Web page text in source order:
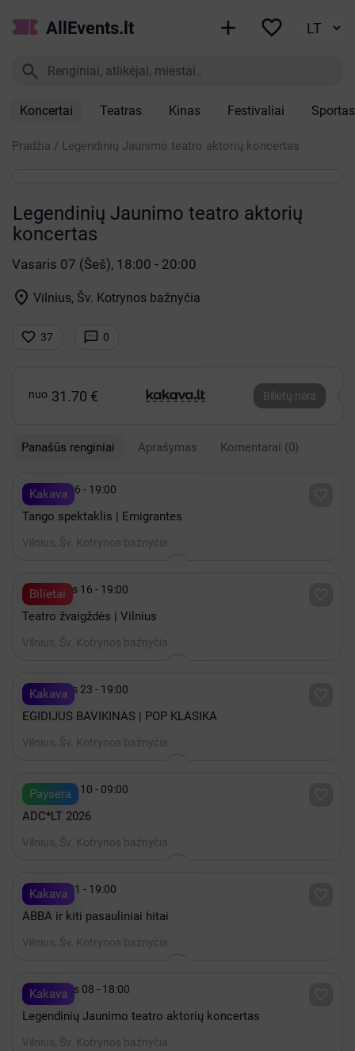
AllEvents.lt  

Koncertai Teatras Kinas Festivaliai Sportas
Pradžia / Legendinių Jaunimo teatro aktorių koncertas
Legendinių Jaunimo teatro aktorių
koncertas
Vasaris 07 (Šeš), 18:00 - 20:00
 Vilnius, Šv. Kotrynos bažnyčia
 37  0
nuo 31.70 € Bilietų nėra
Panašūs renginiai Aprašymas Komentarai (0)
Kakava
 Spalis 06 - 19:00
Tango spektaklis | Emigrantes
Vilnius, Šv. Kotrynos bažnyčia
Bilietai
 Rugsėjis 16 - 19:00
Teatro žvaigždės | Vilnius
Vilnius, Šv. Kotrynos bažnyčia
Kakava
 Rugsėjis 23 - 19:00
EGIDIJUS BAVIKINAS | POP KLASIKA
Vilnius, Šv. Kotrynos bažnyčia
Paysera
 Rugsėjis 10 - 09:00
ADC*LT 2026
Vilnius, Šv. Kotrynos bažnyčia
Kakava
 Spalis 21 - 19:00
ABBA ir kiti pasauliniai hitai
Vilnius, Šv. Kotrynos bažnyčia
Kakava
 Lapkritis 08 - 18:00
Legendinių Jaunimo teatro aktorių koncertas
Vilnius, Šv. Kotrynos bažnyčia